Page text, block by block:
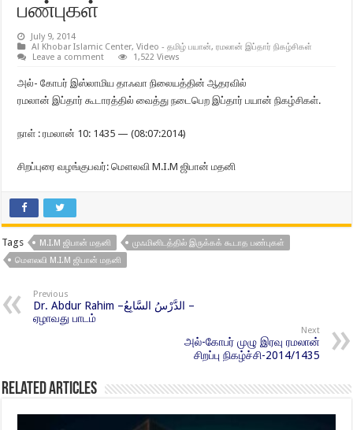
பண்புகள்
July 9, 2014
Al Khobar Islamic Center,Video - தமிழ் பயான்,ரமலான் இப்தார் நிகழ்சிகள்
Leave a comment
1,522 Views
அல்- கோபர் இஸ்லாமிய தாஃவா நிலையத்தின் ஆதரவில்
ரமலான் இப்தார் கூடாரத்தில் வைத்து நடைபெற இப்தார் பயான் நிகழ்சிகள்.
நாள் : ரமலான் 10: 1435 — (08:07:2014)
சிறப்புரை வழங்குபவர்: மௌலவி M.I.M ஜிபான் மதனி
Tags M.I.M ஜிபான் மதனி
முஃமினிடத்தில் இருக்கக் கூடாத பண்புகள்
மௌலவி M.I.M ஜிபான் மதனி
Previous
Dr. Abdur Rahim –الدَّرْسُ السَّابِعُ –
ஏழாவது பாடம்
Next
அல்-கோபர் முழு இரவு ரமலான்
சிறப்பு நிகழ்ச்சி-2014/1435
Related Articles